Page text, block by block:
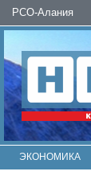
РСО-Алания
ЭКОНОМИКА